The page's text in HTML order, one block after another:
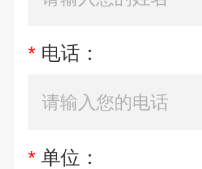
* 电话：
* 单位：